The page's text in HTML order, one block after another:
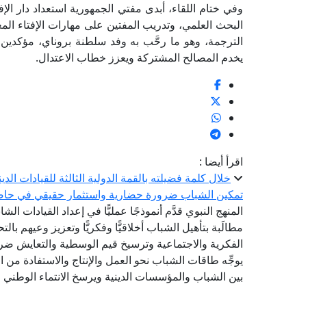
وفي ختام اللقاء، أبدى مفتي الجمهورية استعداد دار
البحث العلمي، وتدريب المفتين على مهارات الإفتاء
الترجمة، وهو ما رحَّب به وفد سلطنة بروناي،
يخدم المصالح المشتركة ويعزز خطاب الاعتدال.
اقرأ أيضا :
خلال كلمة فضيلته بالقمة الدولية الثالثة للقيادات
تمكين الشباب ضرورة حضارية واستثمار حقيقي في
المنهج النبوي قدَّم أنموذجًا عمليًّا في إعداد القيادات
مطالَبة بتأهيل الشباب أخلاقيًّا وفكريًّا وتعزيز وعيهم
الفكرية والاجتماعية وترسيخ قيم الوسطية والتعايش
يوجِّه طاقات الشباب نحو العمل والإنتاج والاستفادة من
بين الشباب والمؤسسات الدينية ويرسخ الانتماء الوطني